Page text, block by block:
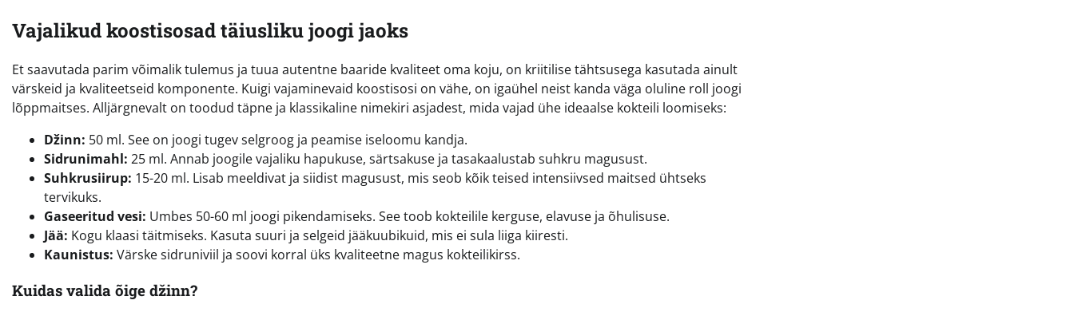
Vajalikud koostisosad täiusliku joogi jaoks
Et saavutada parim võimalik tulemus ja tuua autentne baaride kvaliteet oma koju, on kriitilise tähtsusega kasutada ainult
värskeid ja kvaliteetseid komponente. Kuigi vajaminevaid koostisosi on vähe, on igaühel neist kanda väga oluline roll joogi
lõppmaitses. Alljärgnevalt on toodud täpne ja klassikaline nimekiri asjadest, mida vajad ühe ideaalse kokteili loomiseks:
Džinn: 50 ml. See on joogi tugev selgroog ja peamise iseloomu kandja.
Sidrunimahl: 25 ml. Annab joogile vajaliku hapukuse, särtsakuse ja tasakaalustab suhkru magusust.
Suhkrusiirup: 15-20 ml. Lisab meeldivat ja siidist magusust, mis seob kõik teised intensiivsed maitsed ühtseks
tervikuks.
Gaseeritud vesi: Umbes 50-60 ml joogi pikendamiseks. See toob kokteilile kerguse, elavuse ja õhulisuse.
Jää: Kogu klaasi täitmiseks. Kasuta suuri ja selgeid jääkuubikuid, mis ei sula liiga kiiresti.
Kaunistus: Värske sidruniviil ja soovi korral üks kvaliteetne magus kokteilikirss.
Kuidas valida õige džinn?